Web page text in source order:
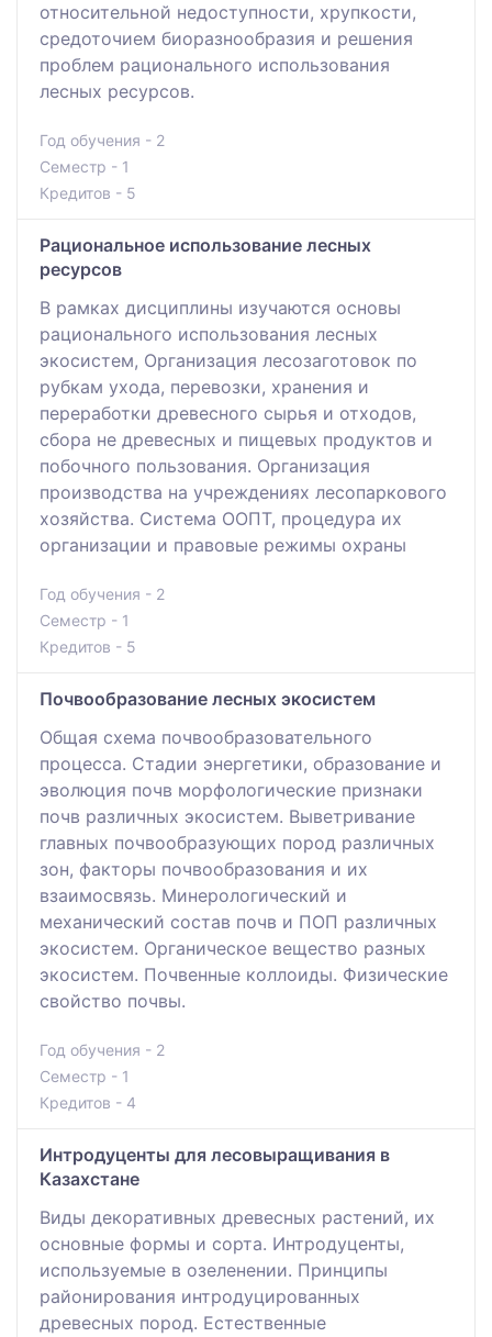
относительной недоступности, хрупкости,
средоточием биоразнообразия и решения
проблем рационального использования
лесных ресурсов.
Год обучения - 2
Семестр - 1
Кредитов - 5
Рациональное использование лесных
ресурсов
В рамках дисциплины изучаются основы
рационального использования лесных
экосистем, Организация лесозаготовок по
рубкам ухода, перевозки, хранения и
переработки древесного сырья и отходов,
сбора не древесных и пищевых продуктов и
побочного пользования. Организация
производства на учреждениях лесопаркового
хозяйства. Система ООПТ, процедура их
организации и правовые режимы охраны
Год обучения - 2
Семестр - 1
Кредитов - 5
Почвообразование лесных экосистем
Общая схема почвообразовательного
процесса. Стадии энергетики, образование и
эволюция почв морфологические признаки
почв различных экосистем. Выветривание
главных почвообразующих пород различных
зон, факторы почвообразования и их
взаимосвязь. Минерологический и
механический состав почв и ПОП различных
экосистем. Органическое вещество разных
экосистем. Почвенные коллоиды. Физические
свойство почвы.
Год обучения - 2
Семестр - 1
Кредитов - 4
Интродуценты для лесовыращивания в
Казахстане
Виды декоративных древесных растений, их
основные формы и сорта. Интродуценты,
используемые в озеленении. Принципы
районирования интродуцированных
древесных пород. Естественные